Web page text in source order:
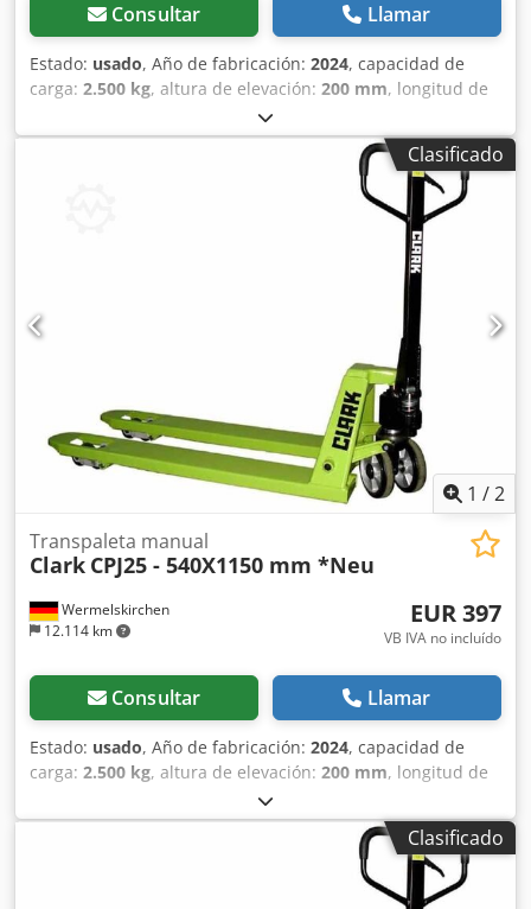
Consultar Llamar
Estado: usado, Año de fabricación: 2024, capacidad de
carga: 2.500 kg, altura de elevación: 200 mm, longitud de
, tipo de accionamiento:
Handbetrieb, Transpaleta manual Ancho de horquillas:
540 mm Tipo de mástil: Ninguno Tipo de neumáticos
delanteros: Poliuretano Cedpjxfyfbofx Ak Djrf Estado de los
neumáticos delanteros: 80 - 100% Tipo de neumáticos
traseros: Poliuretano Estado de los neumáticos traseros: 80
Clasificado
1 /2
Wermelskirchen
12.114 km
Transpaleta manual
Clark CPJ25 - 540X1150 mm *Neu
EUR 397
VB IVA no incluído
Consultar Llamar
Estado: usado, Año de fabricación: 2024, capacidad de
carga: 2.500 kg, altura de elevación: 200 mm, longitud de
, tipo de accionamiento:
Handbetrieb, Transpaleta manual Anchura de horquillas:
540 mm Tipo de mástil: Ninguno Cjdpfx Asxfyd Dok Derf
Ruedas delanteras – tipo: Poliuretano Ruedas delanteras –
estado: 80 - 100% Ruedas traseras – tipo: Poliuretano
Clasificado